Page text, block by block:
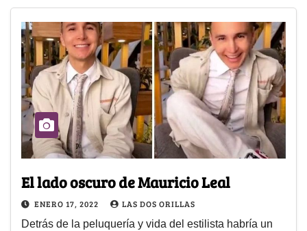
El lado oscuro de Mauricio Leal
ENERO 17, 2022 LAS DOS ORILLAS
Detrás de la peluquería y vida del estilista habría un